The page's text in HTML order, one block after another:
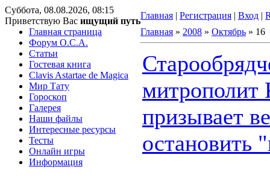
Суббота, 08.08.2026, 08:15
Приветствую Вас ищущий путь
Главная | Регистрация | Вход |
Главная страница
Форум O.C.A.
Статьи
Гостевая книга
Clavis Astartae de Magica
Мир Тату
Гороскоп
Галерея
Наши файлы
Интересные ресурсы
Тесты
Онлайн игры
Информация
Главная » 2008 » Октябрь » 16
митрополит
призывает
остановить